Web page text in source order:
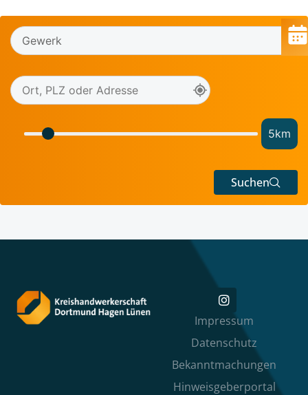
5km
Suchen
Impressum
Datenschutz
Bekanntmachungen
Hinweisgeberportal